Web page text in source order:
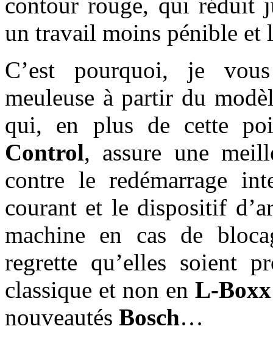
un travail moins pénible et
C’est pourquoi, je
meuleuse à partir du
qui, en plus de cette
Control, assure une
contre le redémarrage
courant et le dispositif
machine en cas de
regrette qu’elles soient
classique et non en L-Boxx
nouveautés Bosch…